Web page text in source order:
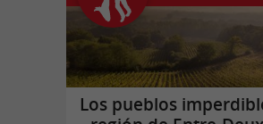
Los pueblos